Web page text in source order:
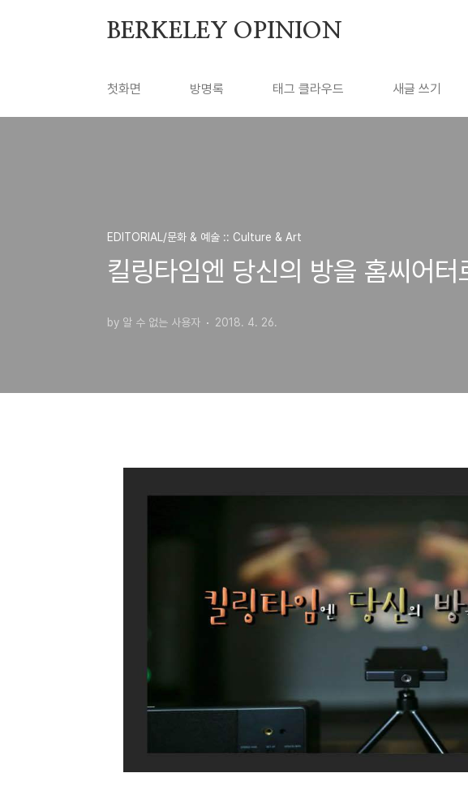
BERKELEY OPINION
첫화면 방명록 태그 클라우드 새글 쓰기
EDITORIAL/문화 & 예술 :: Culture & Art
킬링타임엔 당신의 방을 홈씨어
by 알 수 없는 사용자 2018. 4. 26.